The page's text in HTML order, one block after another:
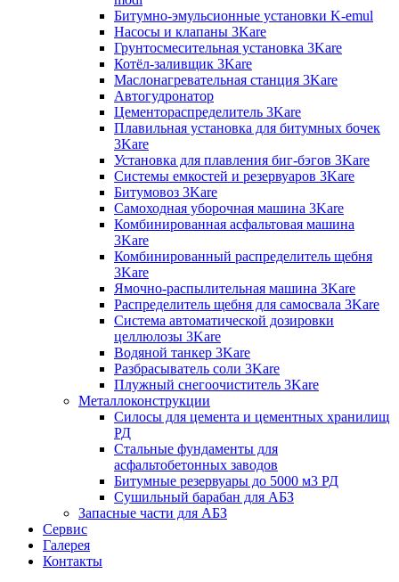
Битумно-эмульсионные установки K-emul
Насосы и клапаны 3Kare
Грунтосмесительная установка 3Kare
Котёл-заливщик 3Kare
Маслонагревательная станция 3Kare
Автогудронатор
Цементораспределитель 3Kare
Плавильная установка для битумных бочек
3Kare
Установка для плавления биг-бэгов 3Kare
Системы емкостей и резервуаров 3Kare
Битумовоз 3Kare
Самоходная уборочная машина 3Kare
Комбинированная асфальтовая машина
3Kare
Комбинированный распределитель щебня
3Kare
Ямочно-распылительная машина 3Kare
Распределитель щебня для самосвала 3Kare
Система автоматической дозировки
целлюлозы 3Kare
Водяной танкер 3Kare
Разбрасыватель соли 3Kare
Плужный снегоочиститель 3Kare
Металлоконструкции
Силосы для цемента и цементных хранилищ
РД
Стальные фундаменты для
асфальтобетонных заводов
Битумные резервуары до 5000 м3 РД
Сушильный барабан для АБЗ
Запасные части для АБЗ
Сервис
Галерея
Контакты